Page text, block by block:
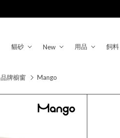
貓砂 New 用品 飼料
品牌櫥窗 Mango